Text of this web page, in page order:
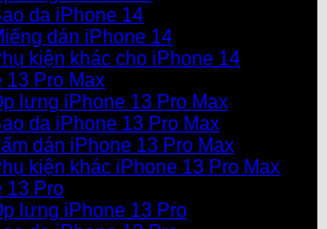
da iPhone 14
dán iPhone 14
kiện khác cho iPhone 14
13 Pro Max
lưng iPhone 13 Pro Max
da iPhone 13 Pro Max
dán iPhone 13 Pro Max
kiện khác iPhone 13 Pro Max
13 Pro
lưng iPhone 13 Pro